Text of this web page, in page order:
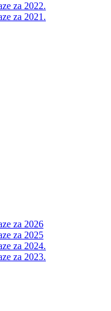
za 2022.
za 2021.
za 2026
za 2025
za 2024.
za 2023.